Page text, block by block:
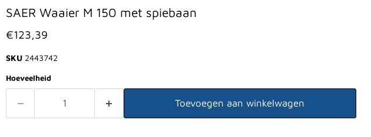
SAER Waaier M 150 met spiebaan
Huidige prijs
€123,39
SKU 2443742
Hoeveelheid
Toevoegen aan winkelwagen